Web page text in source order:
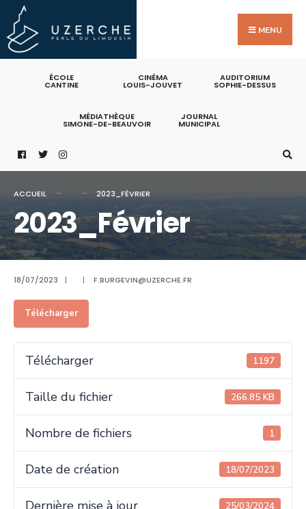
Skip
to
content
MENU
ÉCOLE
CANTINE
CINÉMA
LOUIS-JOUVET
AUDITORIUM
SOPHIE-DESSUS
MÉDIATHÈQUE
SIMONE-DE-BEAUVOIR
JOURNAL
MUNICIPAL
ACCUEIL 2023_FÉVRIER
2023_Février
18/07/2023 | | F.BURGEVIN@UZERCHE.FR
Télécharger
Télécharger 1197
Taille du fichier 266.85 KB
Nombre de fichiers 1
Date de création 18/07/2023
Dernière mise à jour 25/03/2024
for: